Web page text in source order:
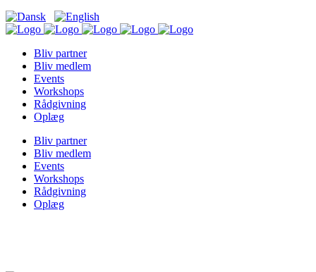
Bliv partner
Bliv medlem
Events
Workshops
Rådgivning
Oplæg
Bliv partner
Bliv medlem
Events
Workshops
Rådgivning
Oplæg